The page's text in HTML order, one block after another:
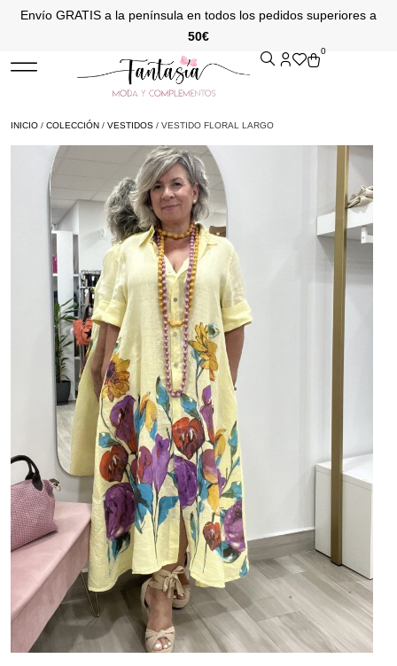
Envío GRATIS a la península en todos los pedidos superiores a
50€
0
INICIO / COLECCIÓN / VESTIDOS / VESTIDO FLORAL LARGO